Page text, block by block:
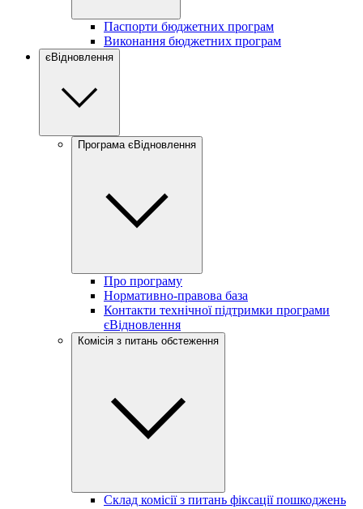
Паспорти бюджетних програм
Виконання бюджетних програм
єВідновлення
Програма єВідновлення
Про програму
Нормативно-правова база
Контакти технічної підтримки програми
єВідновлення
Комісія з питань обстеження
Склад комісії з питань фіксації пошкоджень